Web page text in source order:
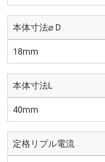
本体寸法⌀ D
18mm
本体寸法L
40mm
定格リプル電流